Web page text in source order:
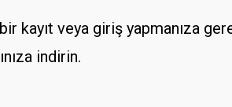
kayıt veya giriş yapmanıza
indirin.